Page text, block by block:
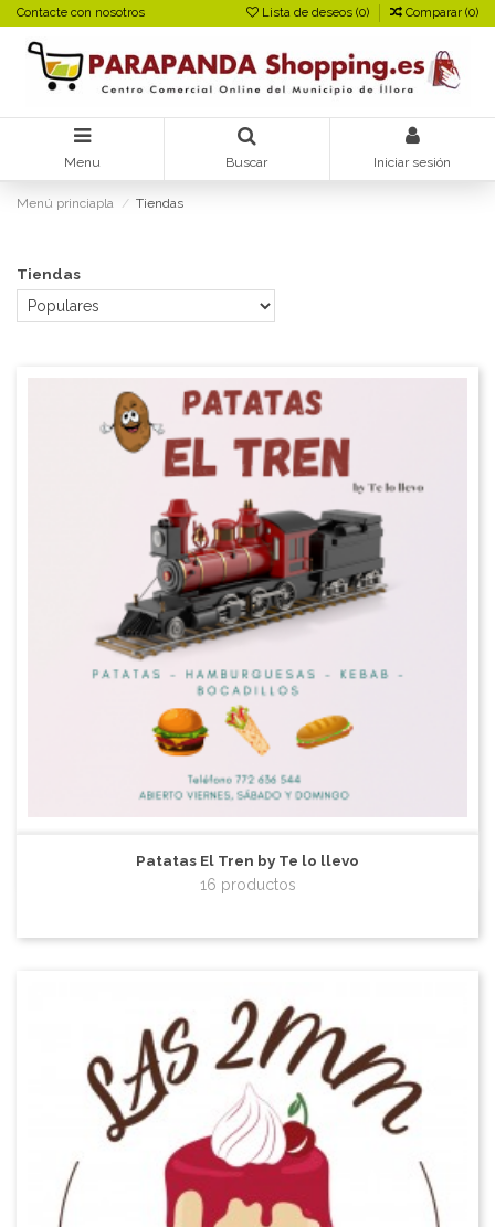
Contacte con nosotros Lista de deseos (0) Comparar (0)
Menu Buscar Iniciar sesión
Menú princiapla Tiendas
Tiendas
Patatas El Tren by Te lo llevo
16 productos